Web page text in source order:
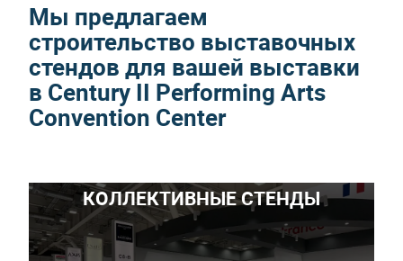
Мы предлагаем
строительство выставочных
стендов для вашей выставки
в Century II Performing Arts
Convention Center
КОЛЛЕКТИВНЫЕ СТЕНДЫ